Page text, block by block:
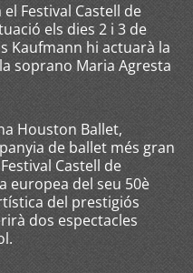
Festival Castell de
els dies 2 i 3 de
Kaufmann hi actuarà la
soprano Maria Agresta
Houston Ballet,
de ballet més gran
Castell de
europea del seu 50è
del prestigiós
dos espectacles